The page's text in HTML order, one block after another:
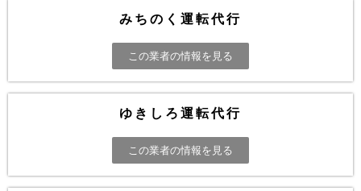
みちのく運転代行
この業者の情報を見る
ゆきしろ運転代行
この業者の情報を見る